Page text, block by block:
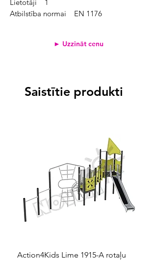
Lietotāji 1
Atbilstība normai EN 1176
► Uzzināt cenu
Saistītie produkti
Action4Kids Lime 1915-A rotaļu